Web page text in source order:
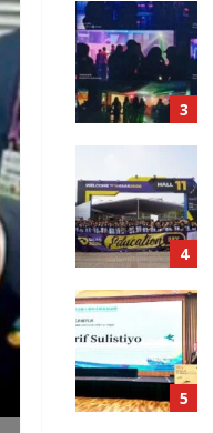
3
4
5